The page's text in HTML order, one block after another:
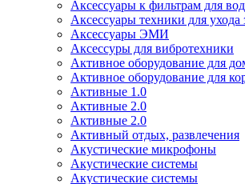
Аксессуары к фильтрам для
Аксессуары техники для ухода
Аксессуары ЭМИ
Аксессуры для вибротехники
Активное оборудование для
Активное оборудование для
Активные 1.0
Активные 2.0
Активные 2.0
Активный отдых, развлечения
Акустические микрофоны
Акустические системы
Акустические системы